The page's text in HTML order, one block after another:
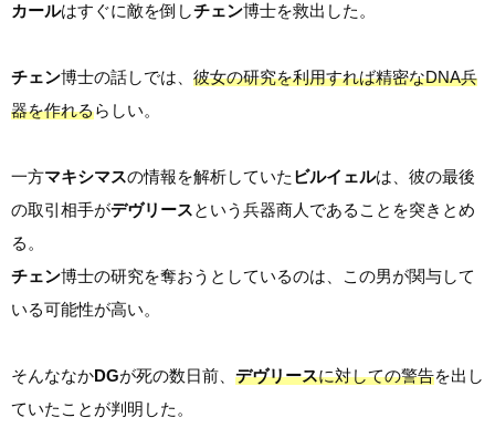
カールはすぐに敵を倒しチェン博士を救出した。
チェン博士の話しでは、 彼女の研究を利用すれば精密なDNA兵
器を作れるらしい。
一方マキシマスの情報を解析していた ビルイェルは、彼の最後
の取引相手がデヴリースという兵器商人であることを突きとめ
る。
チェン博士の研究を奪おうとしているのは、この男が関与して
いる可能性が高い。
そんななかDGが死の数日前、 デヴリースに対しての警告を出し
ていたことが判明した。